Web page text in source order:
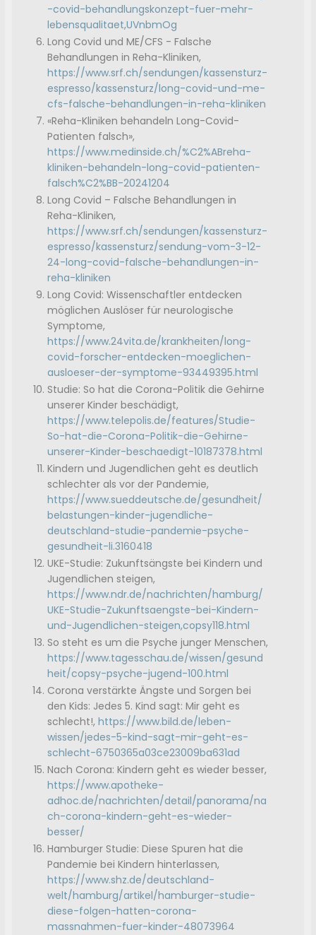
-covid-behandlungskonzept-fuer-mehr-
lebensqualitaet,UVnbmOg
Long Covid und ME/CFS - Falsche
Behandlungen in Reha-Kliniken,
https://www.srf.ch/sendungen/kassensturz-
espresso/kassensturz/long-covid-und-me-
cfs-falsche-behandlungen-in-reha-kliniken
«Reha-Kliniken behandeln Long-Covid-
Patienten falsch»,
https://www.medinside.ch/%C2%ABreha-
kliniken-behandeln-long-covid-patienten-
falsch%C2%BB-20241204
Long Covid – Falsche Behandlungen in
Reha-Kliniken,
https://www.srf.ch/sendungen/kassensturz-
espresso/kassensturz/sendung-vom-3-12-
24-long-covid-falsche-behandlungen-in-
reha-kliniken
Long Covid: Wissenschaftler entdecken
möglichen Auslöser für neurologische
Symptome,
https://www.24vita.de/krankheiten/long-
covid-forscher-entdecken-moeglichen-
ausloeser-der-symptome-93449395.html
Studie: So hat die Corona-Politik die Gehirne
unserer Kinder beschädigt,
https://www.telepolis.de/features/Studie-
So-hat-die-Corona-Politik-die-Gehirne-
unserer-Kinder-beschaedigt-10187378.html
Kindern und Jugendlichen geht es deutlich
schlechter als vor der Pandemie,
https://www.sueddeutsche.de/gesundheit/
belastungen-kinder-jugendliche-
deutschland-studie-pandemie-psyche-
gesundheit-li.3160418
UKE-Studie: Zukunftsängste bei Kindern und
Jugendlichen steigen,
https://www.ndr.de/nachrichten/hamburg/
UKE-Studie-Zukunftsaengste-bei-Kindern-
und-Jugendlichen-steigen,copsy118.html
So steht es um die Psyche junger Menschen,
https://www.tagesschau.de/wissen/gesund
heit/copsy-psyche-jugend-100.html
Corona verstärkte Ängste und Sorgen bei
den Kids: Jedes 5. Kind sagt: Mir geht es
schlecht!,https://www.bild.de/leben-
wissen/jedes-5-kind-sagt-mir-geht-es-
schlecht-6750365a03ce23009ba631ad
Nach Corona: Kindern geht es wieder besser,
https://www.apotheke-
adhoc.de/nachrichten/detail/panorama/na
ch-corona-kindern-geht-es-wieder-
besser/
Hamburger Studie: Diese Spuren hat die
Pandemie bei Kindern hinterlassen,
https://www.shz.de/deutschland-
welt/hamburg/artikel/hamburger-studie-
diese-folgen-hatten-corona-
massnahmen-fuer-kinder-48073964